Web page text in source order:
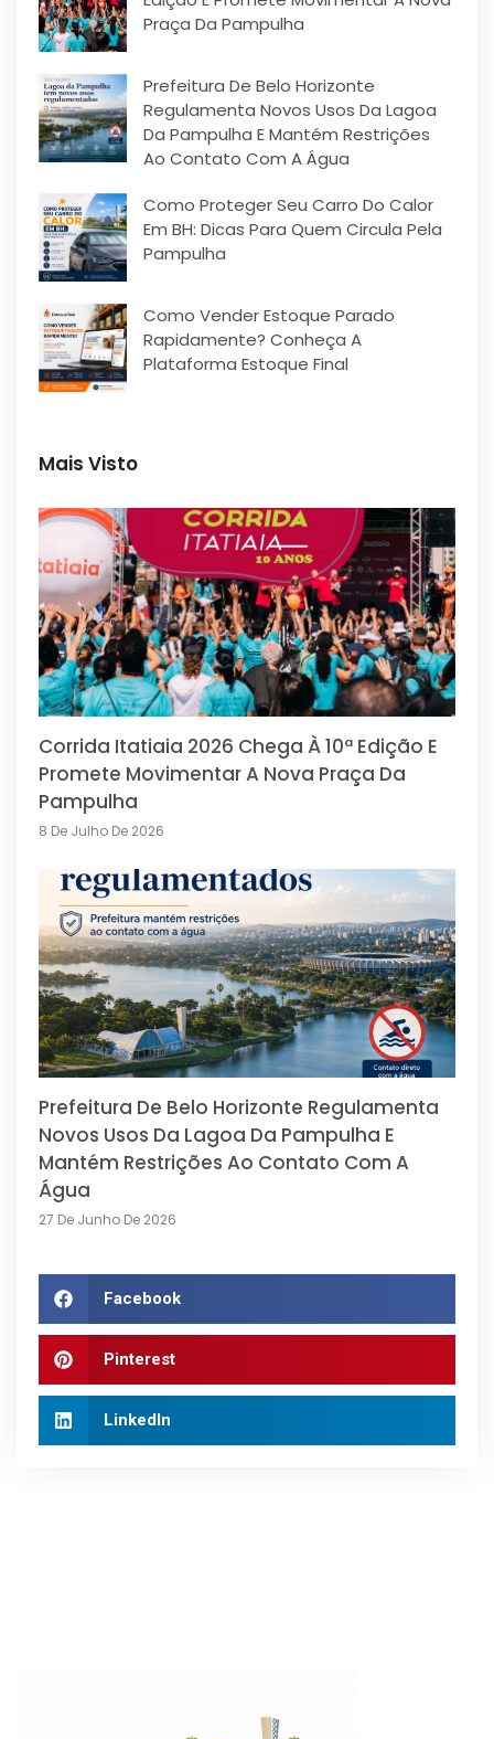
Praça Da Pampulha
Prefeitura De Belo Horizonte
Regulamenta Novos Usos Da Lagoa
Da Pampulha E Mantém Restrições
Ao Contato Com A Água
Como Proteger Seu Carro Do Calor
Em BH: Dicas Para Quem Circula Pela
Pampulha
Como Vender Estoque Parado
Rapidamente? Conheça A
Plataforma Estoque Final
Mais Visto
Corrida Itatiaia 2026 Chega À 10ª Edição E
Promete Movimentar A Nova Praça Da
Pampulha
8 De Julho De 2026
Prefeitura De Belo Horizonte Regulamenta
Novos Usos Da Lagoa Da Pampulha E
Mantém Restrições Ao Contato Com A
Água
27 De Junho De 2026
Facebook
Pinterest
LinkedIn